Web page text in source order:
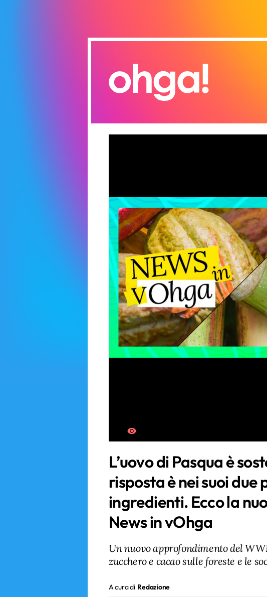
L’uovo di Pasqua è
risposta è nei suoi due
ingredienti. Ecco la
News in vOhga
Un nuovo approfondimento del
zucchero e cacao sulle foreste e le
A cura di Redazione